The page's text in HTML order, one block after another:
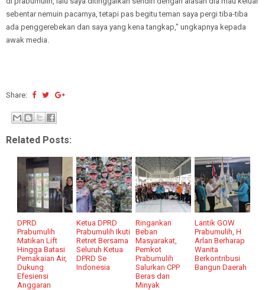
sebentar nemuin pacarnya, tetapi pas begitu teman saya pergi tiba-tiba
ada penggerebekan dan saya yang kena tangkap," ungkapnya kepada
awak media.
Share:
Related Posts:
DPRD
Prabumulih
Matikan Lift
Hingga Batasi
Pemakaian Air,
Dukung
Efesiensi
Anggaran
Ketua DPRD
Prabumulih Ikuti
Retret Bersama
Seluruh Ketua
DPRD Se
Indonesia
Ringankan
Beban
Masyarakat,
Pemkot
Prabumulih
Salurkan CPP
Beras dan
Minyak
Lantik GOW
Prabumulih, H
Arlan Berharap
Wanita
Berkontribusi
Bangun Daerah